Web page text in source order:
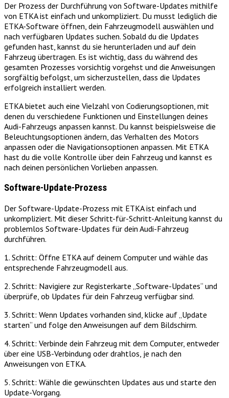
Der Prozess der Durchführung von Software-Updates mithilfe
von ETKA ist einfach und unkompliziert. Du musst lediglich die
ETKA-Software öffnen, dein Fahrzeugmodell auswählen und
nach verfügbaren Updates suchen. Sobald du die Updates
gefunden hast, kannst du sie herunterladen und auf dein
Fahrzeug übertragen. Es ist wichtig, dass du während des
gesamten Prozesses vorsichtig vorgehst und die Anweisungen
sorgfältig befolgst, um sicherzustellen, dass die Updates
erfolgreich installiert werden.
ETKA bietet auch eine Vielzahl von Codierungsoptionen, mit
denen du verschiedene Funktionen und Einstellungen deines
Audi-Fahrzeugs anpassen kannst. Du kannst beispielsweise die
Beleuchtungsoptionen ändern, das Verhalten des Motors
anpassen oder die Navigationsoptionen anpassen. Mit ETKA
hast du die volle Kontrolle über dein Fahrzeug und kannst es
nach deinen persönlichen Vorlieben anpassen.
Software-Update-Prozess
Der Software-Update-Prozess mit ETKA ist einfach und
unkompliziert. Mit dieser Schritt-für-Schritt-Anleitung kannst du
problemlos Software-Updates für dein Audi-Fahrzeug
durchführen.
1. Schritt: Öffne ETKA auf deinem Computer und wähle das
entsprechende Fahrzeugmodell aus.
2. Schritt: Navigiere zur Registerkarte „Software-Updates“ und
überprüfe, ob Updates für dein Fahrzeug verfügbar sind.
3. Schritt: Wenn Updates vorhanden sind, klicke auf „Update
starten“ und folge den Anweisungen auf dem Bildschirm.
4. Schritt: Verbinde dein Fahrzeug mit dem Computer, entweder
über eine USB-Verbindung oder drahtlos, je nach den
Anweisungen von ETKA.
5. Schritt: Wähle die gewünschten Updates aus und starte den
Update-Vorgang.